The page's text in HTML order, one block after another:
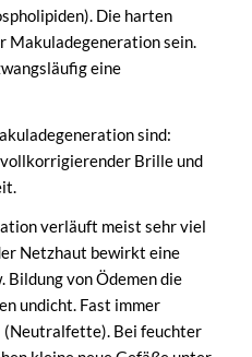
Die harten
Makuladegeneration sein.
eine
sind:
Brille und
verläuft meist sehr viel
Netzhaut bewirkt eine
Bildung von Ödemen die
undicht. Fast immer
(Neutralfette). Bei feuchter